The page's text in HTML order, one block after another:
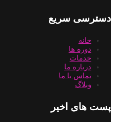
دسترسی سریع
خانه
دوره ها
خدمات
درباره ما
تماس با ما
وبلاگ
پست های اخیر